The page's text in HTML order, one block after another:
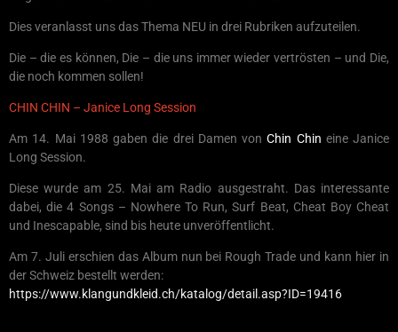
Dies veranlasst uns das Thema NEU in drei Rubriken aufzuteilen.
Die – die es können, Die – die uns immer wieder vertrösten – und Die,
die noch kommen sollen!
CHIN CHIN – Janice Long Session
Am 14. Mai 1988 gaben die drei Damen vonChin Chin eine Janice
Long Session.
Diese wurde am 25. Mai am Radio ausgestraht. Das interessante
dabei, die 4 Songs – Nowhere To Run, Surf Beat, Cheat Boy Cheat
und Inescapable, sind bis heute unveröffentlicht.
Am 7. Juli erschien das Album nun bei Rough Trade und kann hier in
der Schweiz bestellt werden:
https://www.klangundkleid.ch/katalog/detail.asp?ID=19416